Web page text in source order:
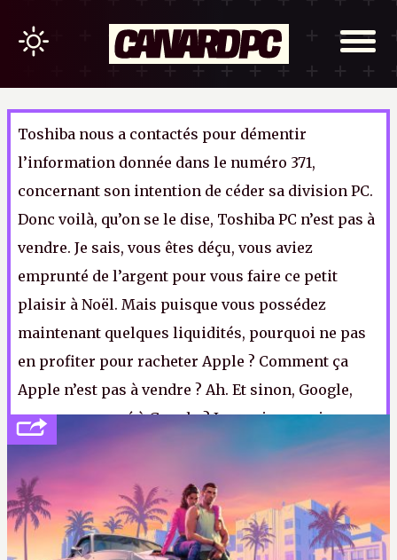
Toshiba nous a contactés pour démentir
l’information donnée dans le numéro 371,
concernant son intention de céder sa division PC.
Donc voilà, qu’on se le dise, Toshiba PC n’est pas à
vendre. Je sais, vous êtes déçu, vous aviez
emprunté de l’argent pour vous faire ce petit
plaisir à Noël. Mais puisque vous possédez
maintenant quelques liquidités, pourquoi ne pas
en profiter pour racheter Apple ? Comment ça
Apple n’est pas à vendre ? Ah. Et sinon, Google,
vous avez pensé à Google ? Je serais vous, je
passerais un coup de fil à Pichai.